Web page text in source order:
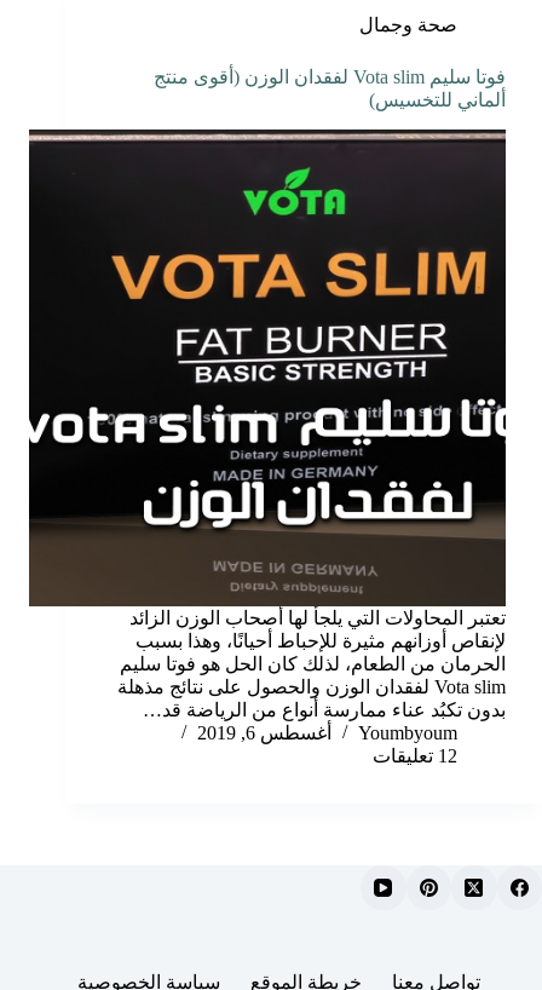
صحة وجمال
فوتا سليم Vota slim لفقدان الوزن (أقوى منتج
ألماني للتخسيس)
تعتبر المحاولات التي يلجأ لها أصحاب الوزن الزائد
لإنقاص أوزانهم مثيرة للإحباط أحيانًا، وهذا بسبب
الحرمان من الطعام، لذلك كان الحل هو فوتا سليم
Vota slim لفقدان الوزن والحصول على نتائج مذهلة
بدون تكبُد عناء ممارسة أنواع من الرياضة قد…
Youmbyoum
أغسطس 6, 2019
12 تعليقات
تواصل معنا خريطة الموقع سياسة الخصوصية